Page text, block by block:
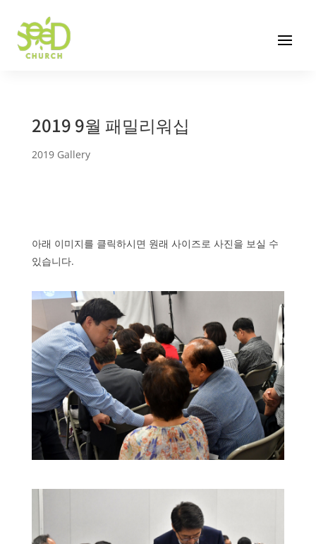
2019 9월 패밀리워십
2019 Gallery
아래 이미지를 클릭하시면 원래 사이즈로 사진을 보실 수
있습니다.